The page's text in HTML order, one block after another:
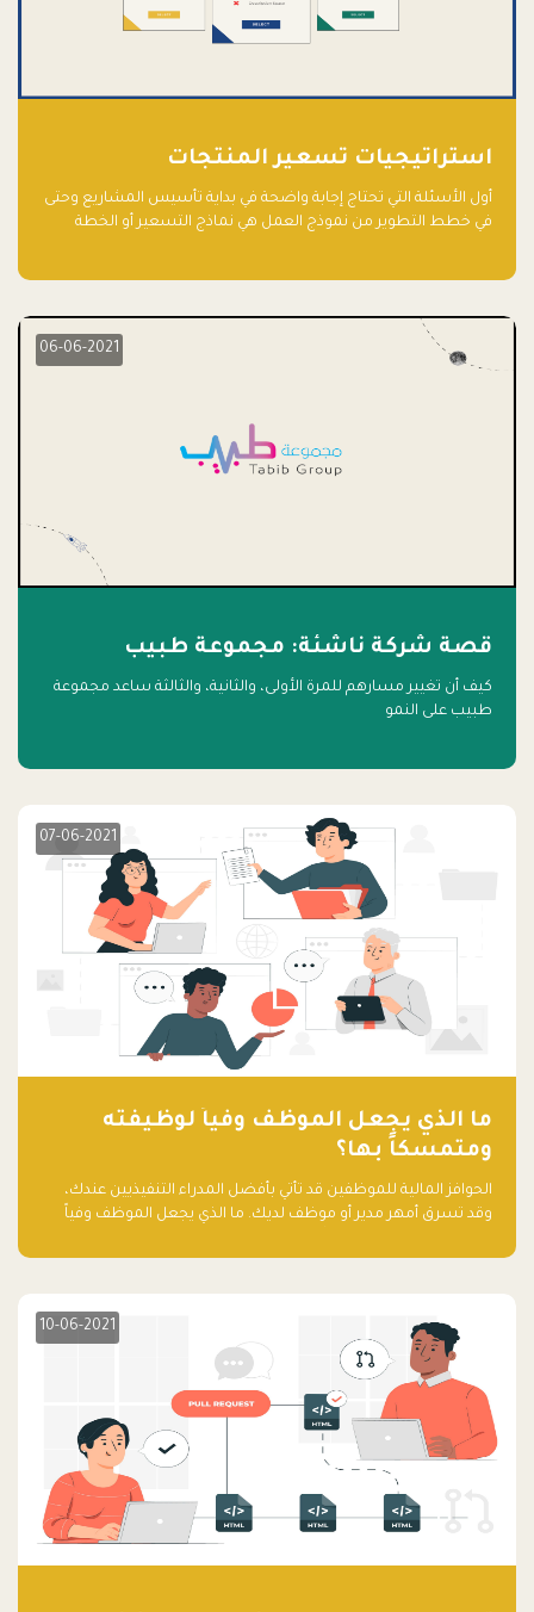
استراتيجيات تسعير المنتجات
أول الأسئلة التي تحتاج إجابة واضحة في بداية تأسيس المشاريع وحتى
في خطط التطوير من نموذج العمل هي نماذج التسعير أو الخطة
06-06-2021
قصة شركة ناشئة: مجموعة طبيب
كيف أن تغيير مسارهم للمرة الأولى، والثانية، والثالثة ساعد مجموعة
طبيب على النمو
07-06-2021
ما الذي يجعل الموظف وفياً لوظيفته
ومتمسكاً بها؟
الحوافز المالية للموظفين قد تأتي بأفضل المدراء التنفيذيين عندك،
وقد تسرق أمهر مدير أو موظف لديك. ما الذي يجعل الموظف وفياً
10-06-2021